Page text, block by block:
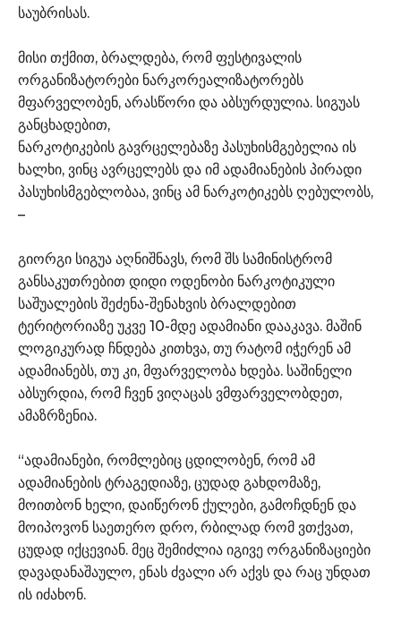
საუბრისას.
მისი თქმით, ბრალდება, რომ ფესტივალის
ორგანიზატორები ნარკორეალიზატორებს
მფარველობენ, არასწორი და აბსურდულია. სიგუას
განცხადებით,
ნარკოტიკების გავრცელებაზე პასუხისმგებელია ის
ხალხი, ვინც ავრცელებს და იმ ადამიანების პირადი
პასუხისმგებლობაა, ვინც ამ ნარკოტიკებს ღებულობს,
–
გიორგი სიგუა აღნიშნავს, რომ შს სამინისტრომ
განსაკუთრებით დიდი ოდენობი ნარკოტიკული
საშუალების შეძენა-შენახვის ბრალდებით
ტერიტორიაზე უკვე 10-მდე ადამიანი დააკავა. მაშინ
ლოგიკურად ჩნდება კითხვა, თუ რატომ იჭერენ ამ
ადამიანებს, თუ კი, მფარველობა ხდება. საშინელი
აბსურდია, რომ ჩვენ ვიღაცას ვმფარველობდეთ,
ამაზრზენია.
“ადამიანები, რომლებიც ცდილობენ, რომ ამ
ადამიანების ტრაგედიაზე, ცუდად გახდომაზე,
მოითბონ ხელი, დაიწერონ ქულები, გამოჩდნენ და
მოიპოვონ საეთერო დრო, რბილად რომ ვთქვათ,
ცუდად იქცევიან. მეც შემიძლია იგივე ორგანიზაციები
დავადანაშაულო, ენას ძვალი არ აქვს და რაც უნდათ
ის იძახონ.